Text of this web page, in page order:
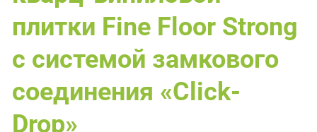
плитки Fine Floor Strong
с системой замкового
соединения «Click-
Drop»